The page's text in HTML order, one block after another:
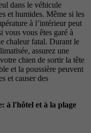
dans le véhicule
et humides. Même si les
à l’intérieur peut
vous vous êtes garé à
chaleur fatal. Durant le
assurez une
chien de sortir la tête
et la poussière peuvent
et causer des
à l'hôtel et à la plage